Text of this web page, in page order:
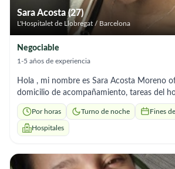
Sara Acosta (27)
L'Hospitalet de Llobregat / Barcelona
Negociable
1-5 años de experiencia
Hola , mi nombre es Sara Acosta Moreno ofrezco ayuda a
domicilio de acompañamiento, tareas del
de comidas y administración de
el médico. Soy responsable, puntual y me
Por horas Turno de noche Fines
Hospitales